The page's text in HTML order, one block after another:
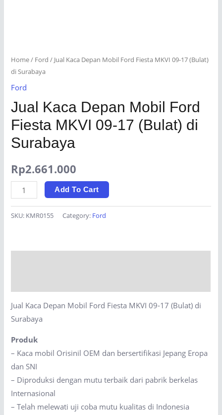
Home/ Ford / Jual Kaca Depan Mobil Ford Fiesta MKVI 09-17 (Bulat)
di Surabaya
Ford
Jual Kaca Depan Mobil Ford
Fiesta MKVI 09-17 (Bulat) di
Surabaya
Rp2.661.000
Jual
Kaca
Depan
17
(Bulat)
di
Surabaya
quantity
Add To Cart
SKU: KMR0155 Category: Ford
Jual Kaca Depan Mobil Ford Fiesta MKVI 09-17 (Bulat) di
Surabaya
Produk
– Kaca mobil Orisinil OEM dan bersertifikasi Jepang Eropa
dan SNI
– Diproduksi dengan mutu terbaik dari pabrik berkelas
Internasional
– Telah melewati uji coba mutu kualitas di Indonesia